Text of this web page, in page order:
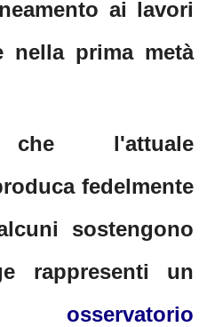
ai lavori
nella prima metà
che l'attuale
fedelmente
sostengono
rappresenti un
osservatorio